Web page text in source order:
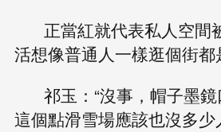
正當紅就代表私人空間
活想像普通人一樣逛個街都
祁玉：“沒事，帽子墨鏡
這個點滑雪場應該也沒多少